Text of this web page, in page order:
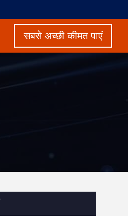
सबसे अच्छी कीमत पाएं